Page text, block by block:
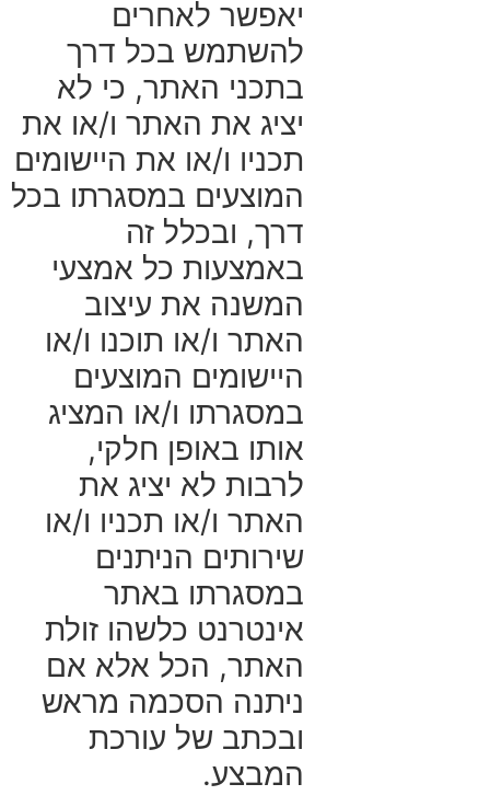
יאפשר לאחרים
להשתמש בכל דרך
בתכני האתר, כי לא
יציג את האתר ו/או את
תכניו ו/או את היישומים
המוצעים במסגרתו בכל
דרך, ובכלל זה
באמצעות כל אמצעי
המשנה את עיצוב
האתר ו/או תוכנו ו/או
היישומים המוצעים
במסגרתו ו/או המציג
אותו באופן חלקי,
לרבות לא יציג את
האתר ו/או תכניו ו/או
שירותים הניתנים
במסגרתו באתר
אינטרנט כלשהו זולת
האתר, הכל אלא אם
ניתנה הסכמה מראש
ובכתב של עורכת
המבצע.